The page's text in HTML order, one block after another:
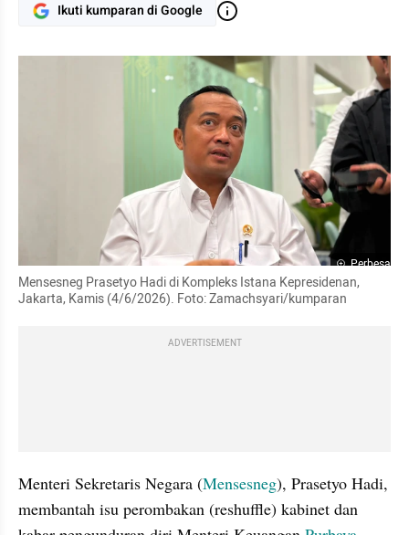
Ikuti kumparan di Google
Perbesar
Mensesneg Prasetyo Hadi di Kompleks Istana Kepresidenan,
Jakarta, Kamis (4/6/2026). Foto: Zamachsyari/kumparan
ADVERTISEMENT
Menteri Sekretaris Negara (Mensesneg), Prasetyo Hadi,
membantah isu perombakan (reshuffle) kabinet dan